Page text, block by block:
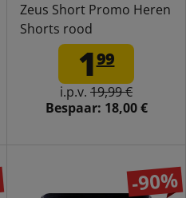
Zeus Short Promo Heren
Shorts rood
199
i.p.v. 19,99 €
Bespaar: 18,00 €
-90%